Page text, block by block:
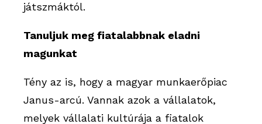
játszmáktól.
Tanuljuk meg fiatalabbnak eladni
magunkat
Tény az is, hogy a magyar munkaerőpiac
Janus-arcú. Vannak azok a vállalatok,
melyek vállalati kultúrája a fiatalok